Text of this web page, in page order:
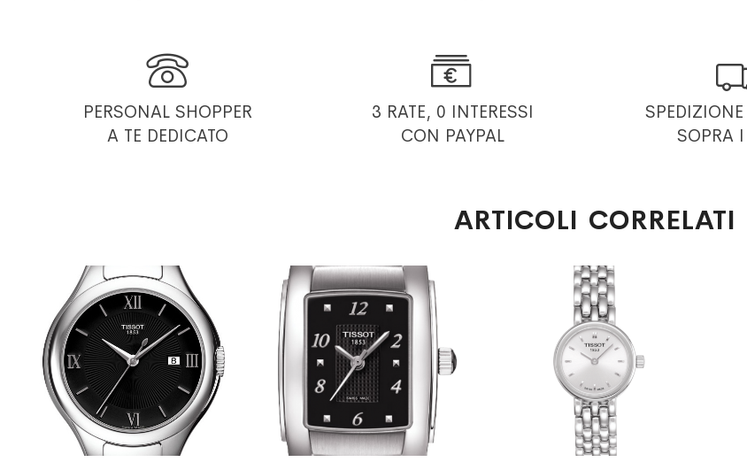

PERSONAL SHOPPER
A TE DEDICATO

3 RATE, 0 INTERESSI
CON PAYPAL
SOPRA
ARTICOLI CORRELATI